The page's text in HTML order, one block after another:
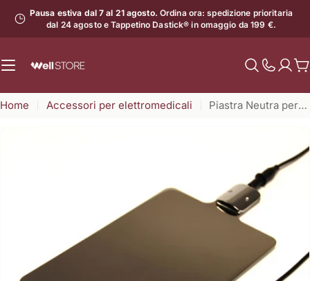
contenuto
Pausa estiva dal 7 al 21 agosto. Ordina ora: spedizione prioritaria
dal 24 agosto e Tappetino Dastick® in omaggio da 199 €.
il
numero
Home Accessori per elettromedicali Piastra Neutra per Tecarterapia